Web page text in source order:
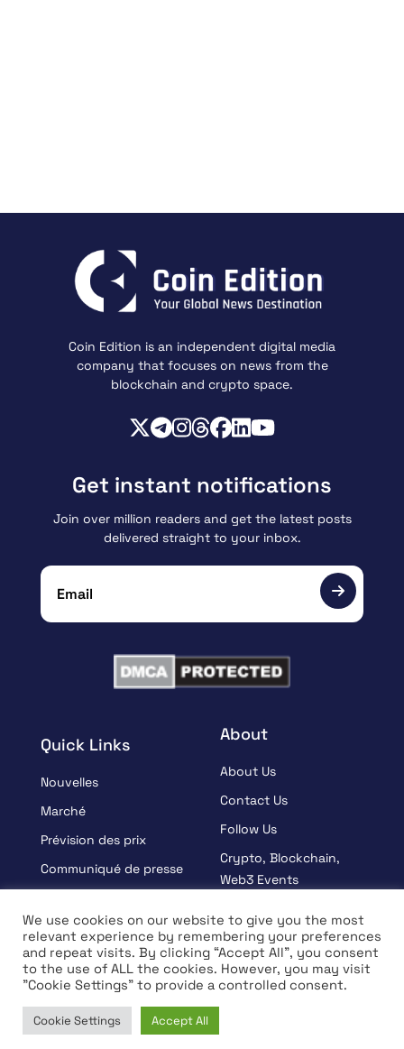
Home News
Coin Edition is an independent digital media
company that focuses on news from the
blockchain and crypto space.
Quick Links
Nouvelles
Marché
Prévision des prix
Communiqué de presse
Apprendre
Entrevue
About
About Us
Contact Us
Follow Us
Crypto, Blockchain,
Web3 Events
Terms And Condition
Privacy Policy
Get instant notifications
Join over million readers and get the latest posts
delivered straight to your inbox.
© Copyright 2026 All rights Reserved | Coin Edition
We use cookies on our website to give you the most
relevant experience by remembering your preferences
and repeat visits. By clicking “Accept All”, you consent
to the use of ALL the cookies. However, you may visit
"Cookie Settings" to provide a controlled consent.
Cookie Settings Accept All